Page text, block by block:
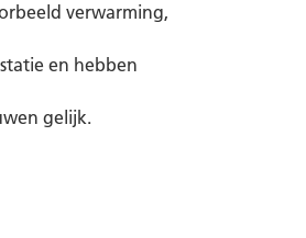
verwarming,
en hebben
gelijk.